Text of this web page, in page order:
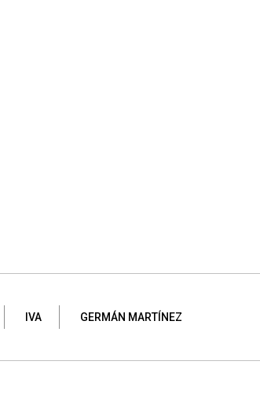
IVA GERMÁN MARTÍNEZ